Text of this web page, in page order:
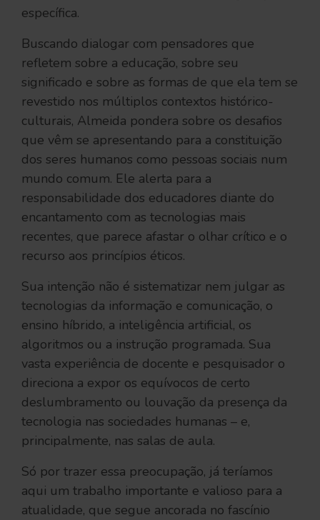
específica.
Buscando dialogar com pensadores que
refletem sobre a educação, sobre seu
significado e sobre as formas de que ela tem se
revestido nos múltiplos contextos histórico-
culturais, Almeida pondera sobre os desafios
que vêm se apresentando para a constituição
dos seres humanos como pessoas sociais num
mundo comum. Ele alerta para a
responsabilidade dos educadores diante do
encantamento com as tecnologias mais
recentes, que parece afastar o olhar crítico e o
recurso aos princípios éticos.
Sua intenção não é sistematizar nem julgar as
tecnologias da informação e comunicação, o
ensino híbrido, a inteligência artificial, os
algoritmos ou a instrução programada. Sua
vasta experiência de docente e pesquisador o
direciona a expor os equívocos de certo
deslumbramento ou louvação da presença da
tecnologia nas sociedades humanas – e,
principalmente, nas salas de aula.
Só por trazer essa preocupação, já teríamos
aqui um trabalho importante e valioso para a
atualidade, que segue ancorada no fascínio